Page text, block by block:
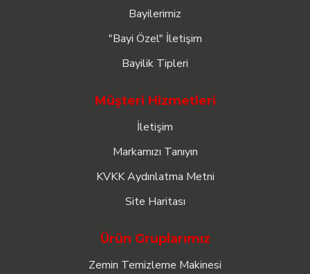
Bayilerimiz
"Bayi Özel" İletişim
Bayilik Tipleri
Müşteri Hizmetleri
İletişim
Markamızı Tanıyın
KVKK Aydınlatma Metni
Site Haritası
Ürün Gruplarımız
Zemin Temizleme Makinesi